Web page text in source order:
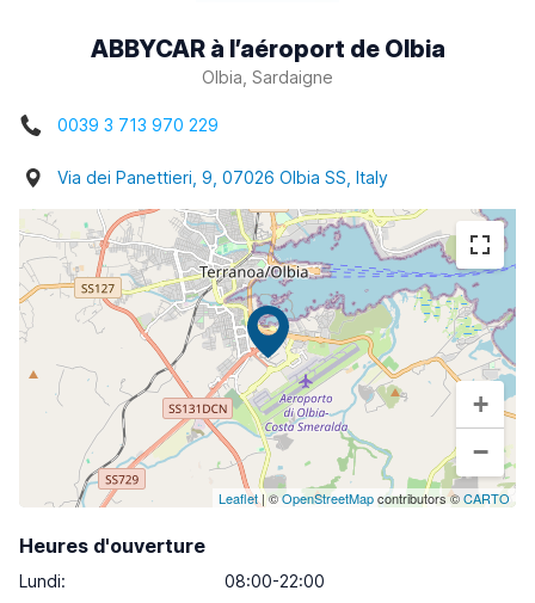
ABBYCAR à l’aéroport de Olbia
Olbia, Sardaigne
0039 3 713 970 229
Via dei Panettieri, 9, 07026 Olbia SS, Italy
+
−
Leaflet| ©OpenStreetMapcontributors ©CARTO
Heures d'ouverture
Lundi:
08:00-22:00